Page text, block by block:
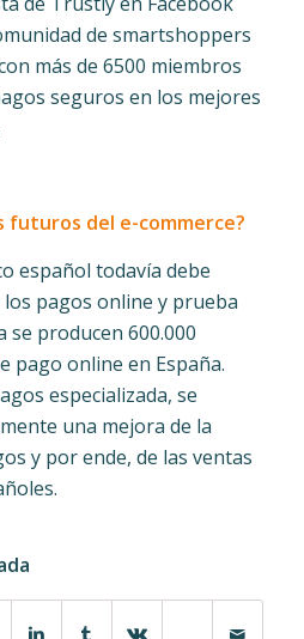
de smartshoppers
más de 6500 miembros
seguros en los mejores
futuros del e-commerce?
español todavía debe
pagos online y prueba
se producen 600.000
pago online en España.
especializada, se
una mejora de la
y por ende, de las ventas